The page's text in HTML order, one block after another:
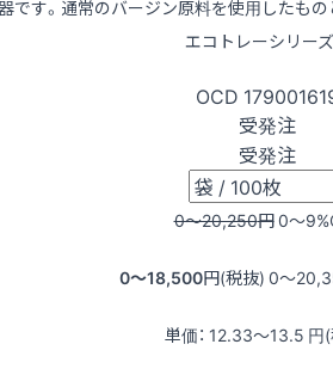
です。通常のバージン原料を使用したも
エコトレーシリー
OCD
受発注
受発注
0〜20,250円0〜9
0〜18,500円(税抜) 0〜
単価： 12.33〜13.5 円